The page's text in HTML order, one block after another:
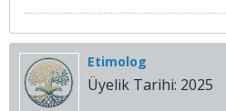
Etimolog
Üyelik Tarihi: 2025